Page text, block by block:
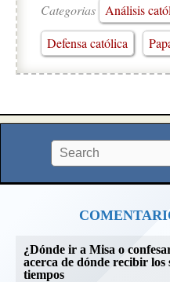
Categorias Análisis
Defensa católica
¿Dónde ir a Misa o
acerca de dónde recibir los
tiempos